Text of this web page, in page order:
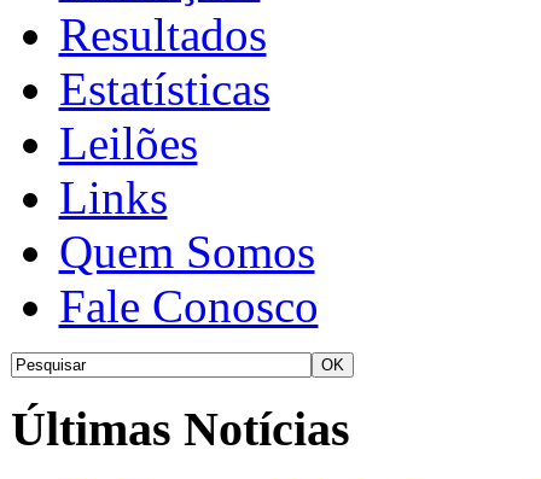
Resultados
Estatísticas
Leilões
Links
Quem Somos
Fale Conosco
Últimas Notícias